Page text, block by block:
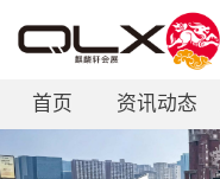
首页 资讯动态
联系我们